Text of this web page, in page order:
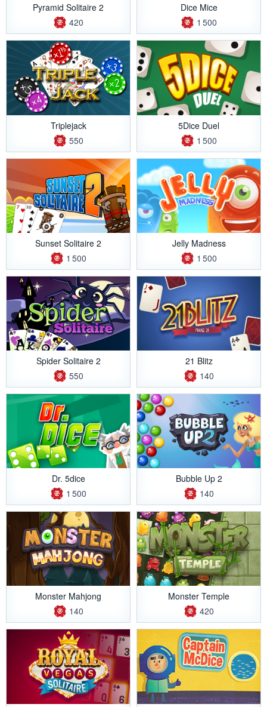
Pyramid Solitaire 2
420
Dice Mice
1 500
Triplejack
550
5Dice Duel
1 500
Sunset Solitaire 2
1 500
Jelly Madness
1 500
Spider Solitaire 2
550
21 Blitz
140
Dr. 5dice
1 500
Bubble Up 2
140
Monster Mahjong
140
Monster Temple
420